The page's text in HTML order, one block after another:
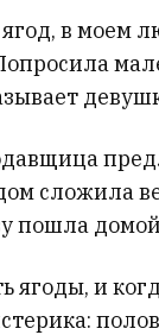
в моем
сложила
пошла
ягоды, и